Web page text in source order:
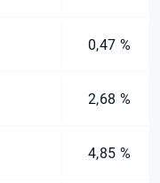
0,47 %
2,68 %
4,85 %